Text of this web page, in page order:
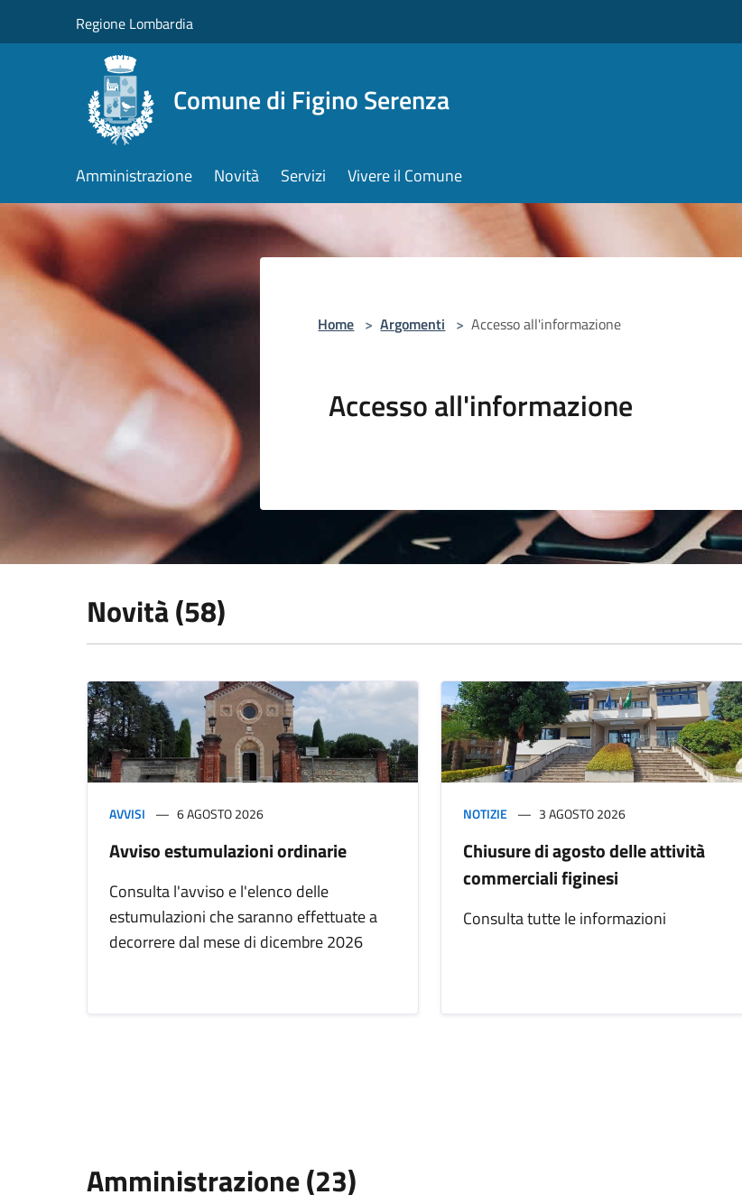
Regione Lombardia
Comune di Figino Serenza
Amministrazione Novità Servizi Vivere il Comune
Home > Argomenti > Accesso all'informazione
Accesso all'informazione
Novità (58)
AVVISI 6 AGOSTO 2026
Avviso estumulazioni ordinarie
Consulta l'avviso e l'elenco delle
estumulazioni che saranno effettuate a
decorrere dal mese di dicembre 2026
NOTIZIE 3 AGOSTO 2026
Chiusure di agosto delle attività
commerciali figinesi
Consulta tutte le informazioni
Amministrazione (23)